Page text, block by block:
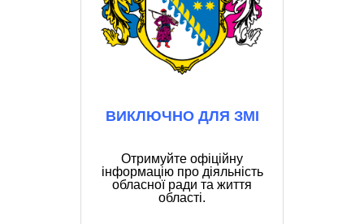
ВИКЛЮЧНО ДЛЯ ЗМІ
Отримуйте офіційну
інформацію про діяльність
обласної ради та життя
області.